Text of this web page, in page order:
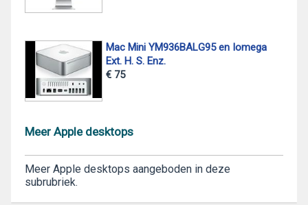
Mac Mini YM936BALG95 en Iomega
Ext. H. S. Enz.
€ 75
Meer Apple desktops
Meer Apple desktops aangeboden in deze
subrubriek.